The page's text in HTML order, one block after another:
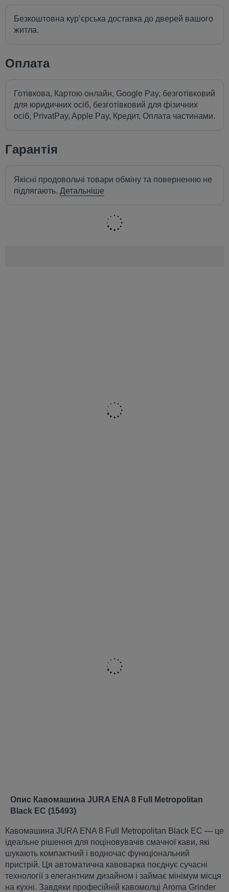
Безкоштовна кур’єрська доставка до дверей вашого
житла.
Оплата
Готівкова, Картою онлайн, Google Pay, безготівковий
для юридичних осіб, безготівковий для фізичних
осіб, PrivatPay, Apple Pay, Кредит, Оплата частинами.
Гарантія
Якісні продовольчі товари обміну та поверненню не
підлягають. Детальніше
Опис Кавомашина JURA ENA 8 Full Metropolitan
Black EC (15493)
Кавомашина JURA ENA 8 Full Metropolitan Black EC — це
ідеальне рішення для поціновувачів смачної кави, які
шукають компактний і водночас функціональний
пристрій. Ця автоматична кавоварка поєднує сучасні
технології з елегантним дизайном і займає мінімум місця
на кухні. Завдяки професійній кавомолці Aroma Grinder